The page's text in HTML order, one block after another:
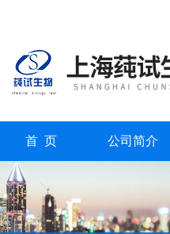
首 页 公司简介